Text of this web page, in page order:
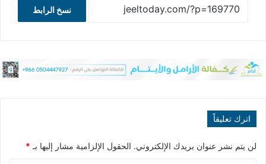
نسخ الرابط
اترك تعليقاً
لن يتم نشر عنوان بريدك الإلكتروني. الحقول الإلزامية مشار إليها بـ *